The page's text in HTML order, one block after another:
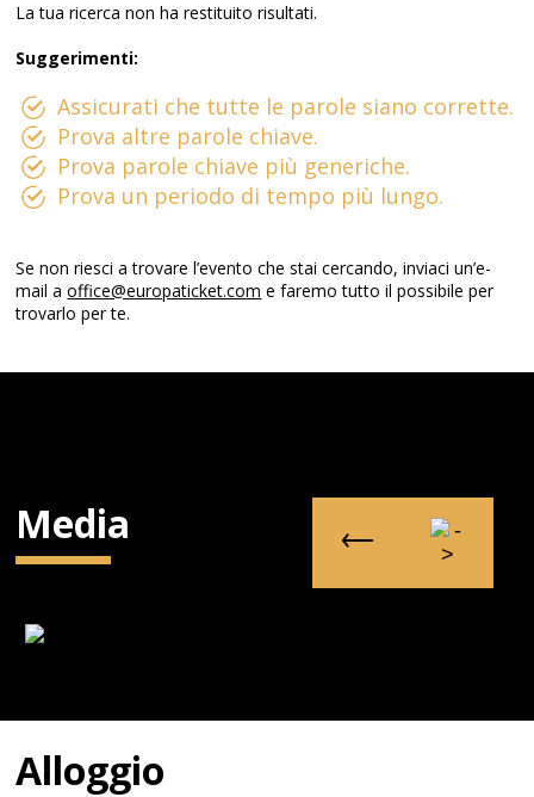
La tua ricerca non ha restituito risultati.
Suggerimenti:
Assicurati che tutte le parole siano corrette.
Prova altre parole chiave.
Prova parole chiave più generiche.
Prova un periodo di tempo più lungo.
Se non riesci a trovare l’evento che stai cercando, inviaci un’e-
mail aoffice@europaticket.com e faremo tutto il possibile per
trovarlo per te.
Media
Alloggio